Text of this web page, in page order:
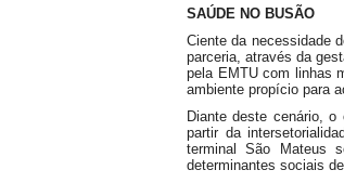
SAÚDE NO BUSÃO
Ciente da necessidade
parceria, através da
pela EMTU com linhas
ambiente propício para
Diante deste cenário,
partir da
terminal São Mateus
determinantes sociais